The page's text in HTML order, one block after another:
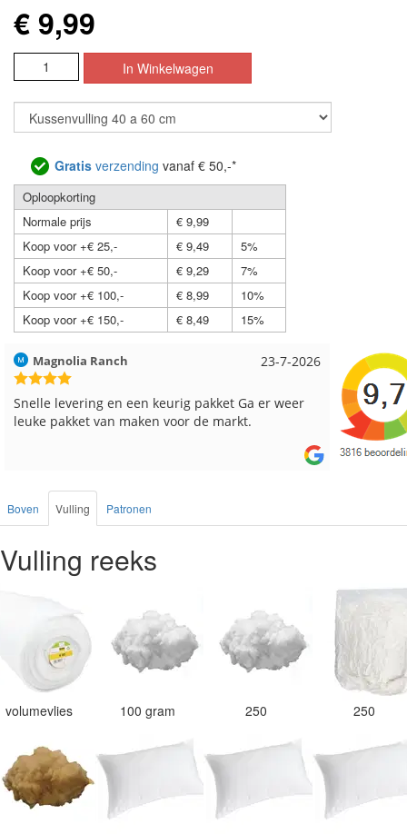
€ 9,99
Gratis verzending vanaf € 50,-*
Oploopkorting
Normale prijs
€ 9,99
Koop voor +€ 25,-
€ 9,49
5%
Koop voor +€ 50,-
€ 9,29
7%
Koop voor +€ 100,-
€ 8,99
10%
Koop voor +€ 150,-
€ 8,49 15%
17-7-2026
Hilde uit Loyers
Reeds meerdere keren breigaren en breinaalden
besteld, altijd heel tevreden over de service.
Loes uit
Snelle
Boven Vulling Patronen
Vulling reeks
volumevlies 100 gram 250 250